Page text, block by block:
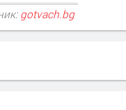
gotvach.bg